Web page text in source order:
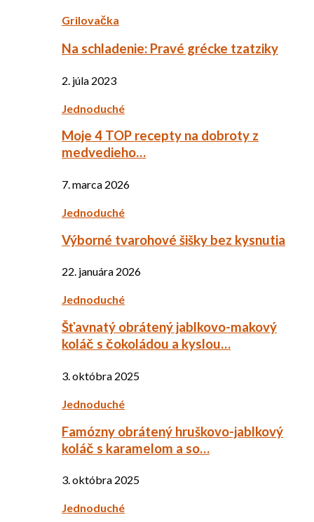
Grilovačka
Na schladenie: Pravé grécke tzatziky
2. júla 2023
Jednoduché
Moje 4 TOP recepty na dobroty z
medvedieho…
7. marca 2026
Jednoduché
Výborné tvarohové šišky bez kysnutia
22. januára 2026
Jednoduché
Šťavnatý obrátený jablkovo-makový
koláč s čokoládou a kyslou…
3. októbra 2025
Jednoduché
Famózny obrátený hruškovo-jablkový
koláč s karamelom a so…
3. októbra 2025
Jednoduché